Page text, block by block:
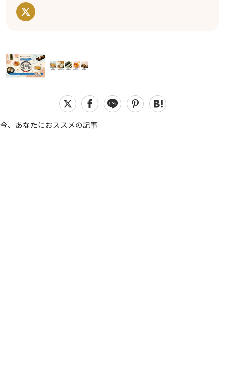
今、あなたにおススメの記事